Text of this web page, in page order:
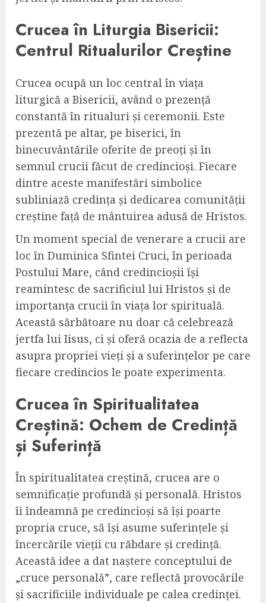
Crucea în Liturgia Bisericii:
Centrul Ritualurilor Creștine
Crucea ocupă un loc central în viața
liturgică a Bisericii, având o prezență
constantă în ritualuri și ceremonii. Este
prezentă pe altar, pe biserici, în
binecuvântările oferite de preoți și în
semnul crucii făcut de credincioși. Fiecare
dintre aceste manifestări simbolice
subliniază credința și dedicarea comunității
creștine față de mântuirea adusă de Hristos.
Un moment special de venerare a crucii are
loc în Duminica Sfintei Cruci, în perioada
Postului Mare, când credincioșii își
reamintesc de sacrificiul lui Hristos și de
importanța crucii în viața lor spirituală.
Această sărbătoare nu doar că celebrează
jertfa lui Iisus, ci și oferă ocazia de a reflecta
asupra propriei vieți și a suferințelor pe care
fiecare credincios le poate experimenta.
Crucea în Spiritualitatea
Creștină: Ochem de Credință
și Suferință
În spiritualitatea creștină, crucea are o
semnificație profundă și personală. Hristos
îi îndeamnă pe credincioși să își poarte
propria cruce, să își asume suferințele și
încercările vieții cu răbdare și credință.
Această idee a dat naștere conceptului de
„cruce personală”, care reflectă provocările
și sacrificiile individuale pe calea credinței.